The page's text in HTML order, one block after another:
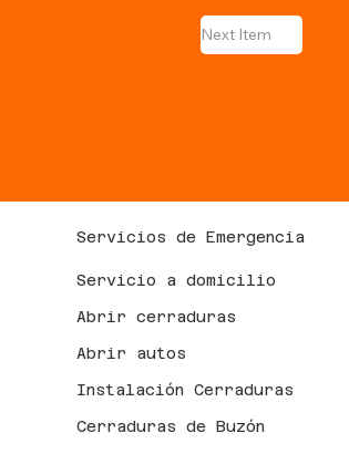
Next Item
Servicios de Emergencia
Servicio a domicilio
Abrir cerraduras
Abrir autos
Instalación Cerraduras
Cerraduras de Buzón